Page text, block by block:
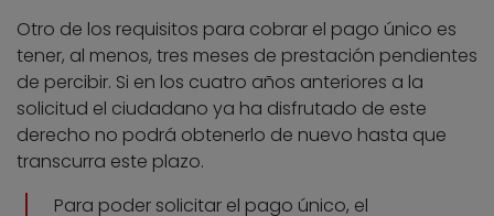
Otro de los requisitos para cobrar el pago único es
tener, al menos, tres meses de prestación pendientes
de percibir. Si en los cuatro años anteriores a la
solicitud el ciudadano ya ha disfrutado de este
derecho no podrá obtenerlo de nuevo hasta que
transcurra este plazo.
Para poder solicitar el pago único, el